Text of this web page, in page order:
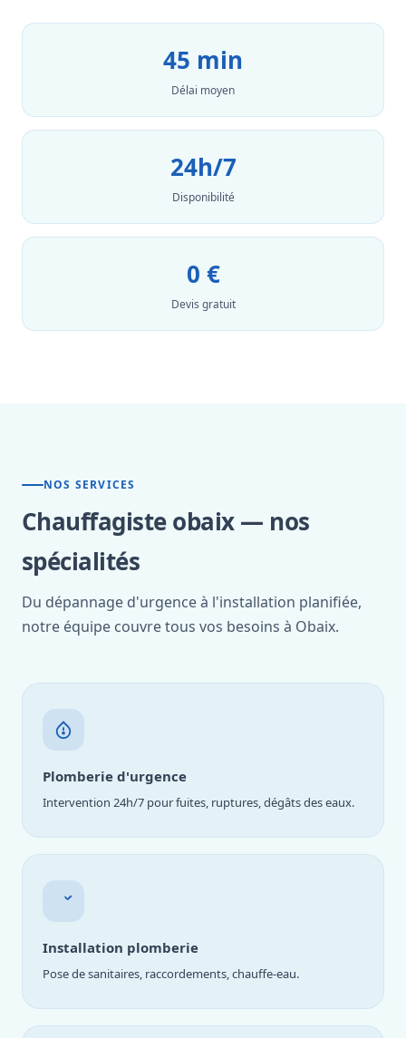
45 min
Délai moyen
24h/7
Disponibilité
0 €
Devis gratuit
NOS SERVICES
Chauffagiste obaix — nos
spécialités
Du dépannage d'urgence à l'installation planifiée,
notre équipe couvre tous vos besoins à Obaix.
Plomberie d'urgence
Intervention 24h/7 pour fuites, ruptures, dégâts des eaux.
Installation plomberie
Pose de sanitaires, raccordements, chauffe-eau.